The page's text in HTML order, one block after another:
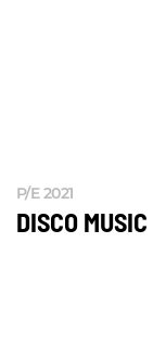
P/E 2021
DISCO MUSIC